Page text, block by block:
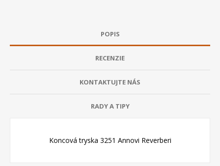
POPIS
RECENZIE
KONTAKTUJTE NÁS
RADY A TIPY
Koncová tryska 3251 Annovi Reverberi